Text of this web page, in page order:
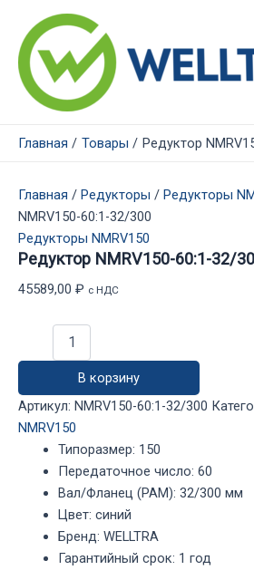
содержимому
Главная Товары Редуктор
Главная / Редукторы / Редукторы
NMRV150-60:1-32/300
Редукторы NMRV150
Редуктор NMRV150-60:1-32/
45589,00 ₽ с НДС
Редуктор
NMRV150-
60:1-
32/300
В корзину
Артикул: NMRV150-60:1-32/300
NMRV150
Типоразмер: 150
Передаточное число: 60
Вал/Фланец (PAM): 32/300 мм
Цвет: синий
Бренд: WELLTRA
Гарантийный срок: 1 год